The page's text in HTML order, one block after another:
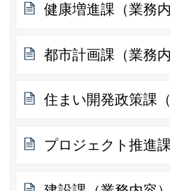
健康増進課（業務内
都市計画課（業務内
住まい開発政策課
プロジェクト推進